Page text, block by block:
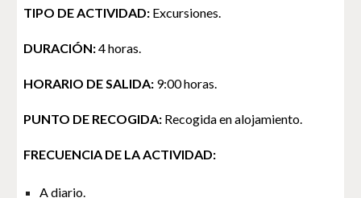
TIPO DE ACTIVIDAD: Excursiones.
DURACIÓN:4 horas.
HORARIO DE SALIDA: 9:00 horas.
PUNTO DE RECOGIDA: Recogida en alojamiento.
FRECUENCIA DE LA ACTIVIDAD:
A diario.